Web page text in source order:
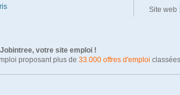
Site web :
votre site emploi !
proposant plus de 33.000 offres d'emploi